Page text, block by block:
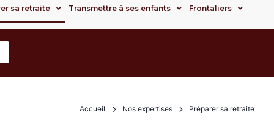
sa retraite Transmettre à ses enfants Frontaliers
Accueil Nos expertises Préparer sa retraite